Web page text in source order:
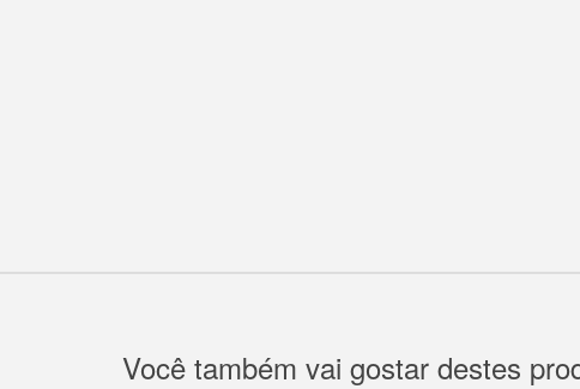
Você também vai gostar destes